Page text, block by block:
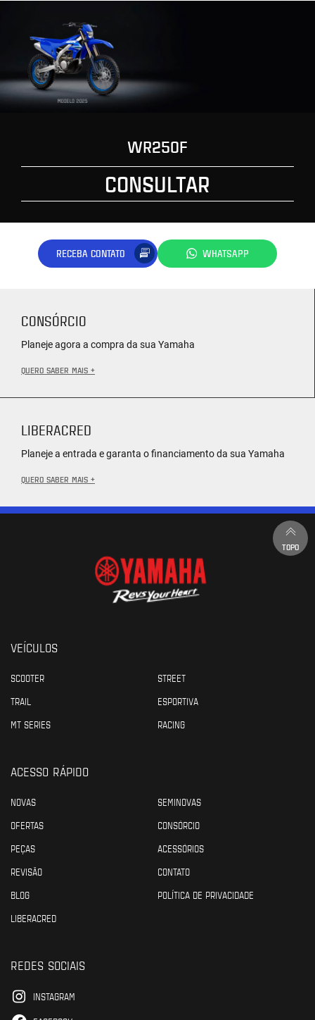
WR250F
CONSULTAR
RECEBA CONTATO WHATSAPP
CONSÓRCIO
Planeje agora a compra da sua Yamaha
QUERO SABER MAIS +
LIBERACRED
Planeje a entrada e garanta o financiamento da sua Yamaha
QUERO SABER MAIS +
TOPO
VEÍCULOS
SCOOTER
STREET
TRAIL
ESPORTIVA
MT SERIES
RACING
ACESSO RÁPIDO
NOVAS
SEMINOVAS
OFERTAS
CONSÓRCIO
PEÇAS
ACESSÓRIOS
REVISÃO
CONTATO
BLOG
POLÍTICA DE PRIVACIDADE
LIBERACRED
REDES SOCIAIS
INSTAGRAM